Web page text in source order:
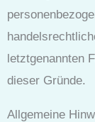
letztgenannten
dieser Gründe.
Allgemeine